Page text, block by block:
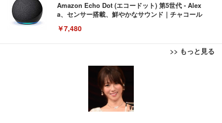
Amazon Echo Dot (エコードット) 第5世代 - Alex
a、センサー搭載、鮮やかなサウンド｜チャコール
￥7,480
>> もっと見る
[EdoErgo] オフィスチェア 椅子 テレワーク 疲れな
い 跳ね上げ式アームレスト コンパクト 約105度ロッ
キング pc 事務椅子 360度回転 座面昇降 強化ナイロ
ン樹脂ベース 通気性メッシュ 在宅ワーク H-WY01
(黒網+黒枠+黒足)
EIZO ビジネス向けプレミアムモニター | FlexScan
EV3240X-WT | 31.5型4K UHD・USB Type-C・ホワ
Amazonベーシック ペットシーツ 薄型 レギュラー 1
回使い捨て 無香料 ホワイト 300枚